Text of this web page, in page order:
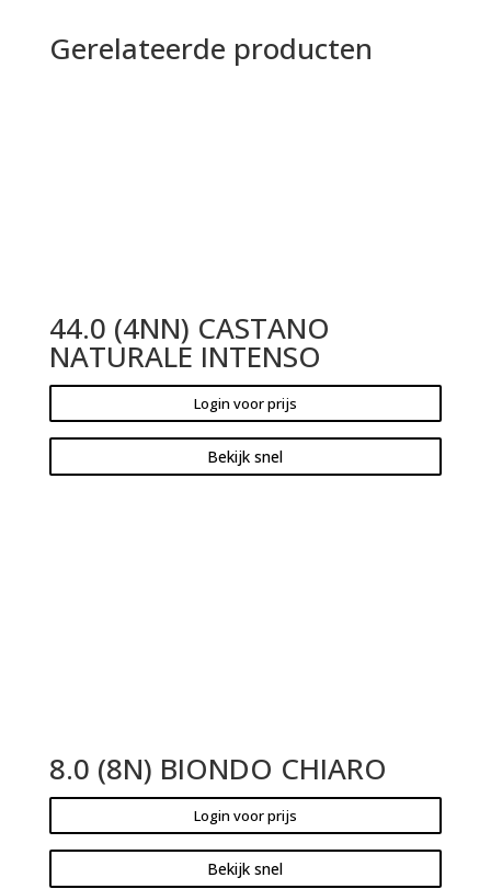
Gerelateerde producten
44.0 (4NN) CASTANO
NATURALE INTENSO
Login voor prijs
Bekijk snel
8.0 (8N) BIONDO CHIARO
Login voor prijs
Bekijk snel